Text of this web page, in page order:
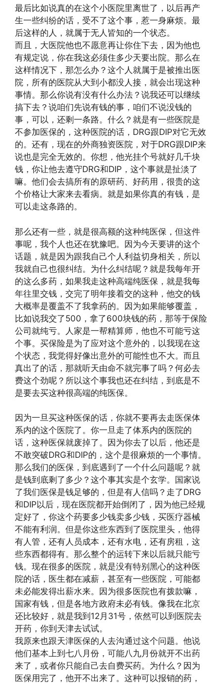
最后比如说真的在这个小医院里离世了，以后再产
生一些纠纷的话，受不了这个事，惹一身麻烦。最
后这样的人，就属于无人皆知的一个状态。
而且，大医院他也不愿意再让你住下去，因为他也
有规定说，你在我这必须住多少天要出院。那么在
这样情况下，那怎么办？这个人就属于是被推出医
院，所有的医院从大到小都没人接，就会出现这种
事情。那么你说有没有什么办法？说我还可以继续
搞下去？说咱们先说有钱的事，咱们不说没钱的
事，可以，还剩一条路。什么？就是有一些医院是
不参加医保的，这种医院的话，DRG跟DIP对它无效
的。还有，现在的外商独资医院，对于DRG跟DIP来
说也是完全无效的。你想，他光挂个号就好几千块
钱，你让他去遵守DRG和DIP，这个事就是扯淡了
嘛。他们会去搞所有的原研药、好药用，很贵的这
个价格让大家来去看病。就是如果你真的有钱，是
可以走这条路的。
那么还有一些，就是很高额的这种纯医保，但这件
事呢，我个人也还在犹豫吧。因为今天要讲的这个
话题，就是因为跟我自己个人利益切身相关，所以
我就自己也很纠结。为什么纠结呢？就是我每年开
的这么多药，如果我走这种高端纯医保，就是我每
年往里交钱，交完了明年接着交的这种，他交的钱
大概率是覆盖不了我拿药的。因为如果能够覆盖，
比如说我交了500，拿了600块钱的药，那等于保险
公司就纯亏。人家是一帮精算师，他也不可能亏这
个事。买保险是为了应对这个意外的，以我现在这
个状态，我觉得好像出意外的可能性也不大。而且
真出了的话，那就听天由命不就完事了吗？何必去
费这个劲呢？所以这个事我也还在纠结，到底是不
是要去买这种很高端的纯医保。
因为一旦买这种医保的话，你就不要再去走医保体
系内的这个医院了。你一旦走了体系内的医院的
话，这种医保就废掉了。因为你去了以后，他还是
不敢突破DRG和DIP的，这个是很麻烦的一个事情。
那么我们的医保，到底遇到了一个什么问题呢？就
是钱到底剩了多少？这个事其实是个玄学。国家说
了我们医保是钱足够的，但是有人信吗？走了DRG
和DIP以后，现在医院都开始倒闭了，因为他已经规
定好了，你这个药要多少钱卖多少钱，买医疗器械
不能有利润。但是你这些东西到了医院里头，他得
有人管，还有人员成本，还有水电，还有房租，这
些东西都得有。那么整个的运转下来以后就只能亏
钱。现在很多的医院，就是没有特别黑心的这种医
院的话，医生都在减薪，甚至有一些医院，可能都
未必能发得出薪水来。因为很多医院也有拨款嘛，
国家有钱，但是各地方政府未必有钱。像我在北京
还比较好，就是我到12月31号，依然可以到医院去
开药，你到天津去试试。
我原来也跟天津医保的人去沟通过这个问题。他说
他们基本上到七八月份，可能八九月份就开不出药
来了，或者你只能自己去自费买药。为什么？因为
医保用完了，他开不出来了。这种可以报销的药，